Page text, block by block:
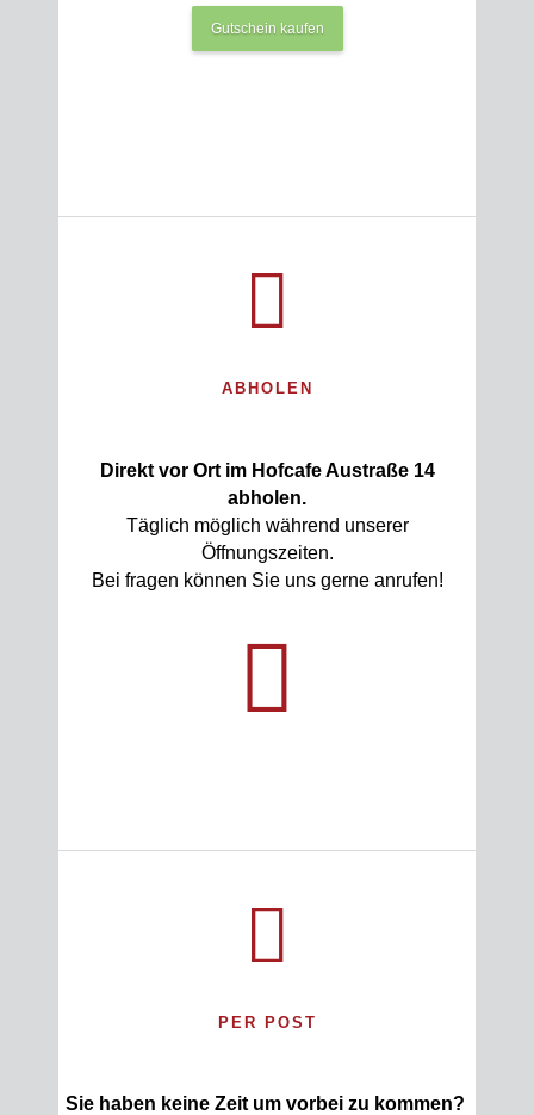
Gutschein kaufen
ABHOLEN
Direkt vor Ort im Hofcafe Austraße 14
abholen.
Täglich möglich während unserer
Öffnungszeiten.
Bei fragen können Sie uns gerne anrufen!
PER POST
Sie haben keine Zeit um vorbei zu kommen?